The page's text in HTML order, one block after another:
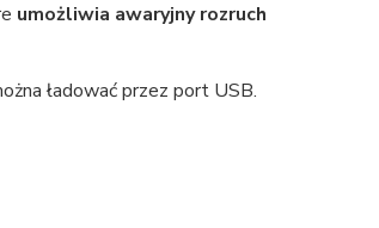
umożliwia awaryjny rozruch
ładować przez port USB.